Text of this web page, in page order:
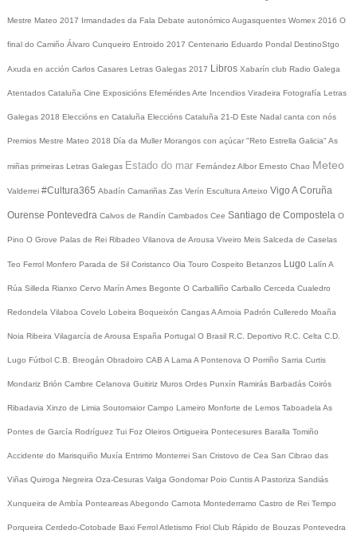
Mestre Mateo 2017 Irmandades da Fala Debate autonómico Augasquentes Womex 2016 O
final do Camiño Álvaro Cunqueiro Entroido 2017 Centenario Eduardo Pondal DestinoStgo
Axuda en acción Carlos Casares Letras Galegas 2017 Libros Xabarín club Radio Galega
Atentados Cataluña Cine Exposicións EfeméridesArte Incendios Viradeira Fotografía Letras
Galegas 2018 Eleccións en Cataluña Eleccións Cataluña 21-D Este Nadal canta con nós
Premios Mestre Mateo 2018 Día da Muller Morangos con açúcar "Reto Estrella Galicia" As
miñas primeiras Letras Galegas Estado do mar Fernández Albor Ernesto Chao Meteo
Valderrei #Cultura365 Abadín Camariñas Zas Verín Escultura Arteixo Vigo A Coruña
Ourense Pontevedra Calvos de Randín Cambados Cee Santiago de Compostela O
Pino O Grove Palas de Rei Ribadeo Vilanova de Arousa Viveiro Meis Salceda de Caselas
Teo Ferrol Monfero Parada de Sil Coristanco Oia Touro Cospeito Betanzos Lugo Lalín A
Rúa Silleda Rianxo Cervo Marín Ames Begonte O Carballiño Carballo Cerceda Cualedro
Redondela Vilaboa Covelo Lobeira Boqueixón CangasA Arnoia Padrón Culleredo Moaña
Noia Ribeira Vilagarcía de Arousa España Portugal O Brasil R.C. Deportivo R.C. Celta C.D.
Lugo Fútbol C.B. Breogán Obradoiro CAB A Lama A Pontenova O Porriño Sarria Curtis
Mondariz Brión Cambre Celanova Guitiriz Muros Ordes Punxín Ramirás Barbadás Coirós
Ribadavia Xinzo de Limia Soutomaior Campo Lameiro Monforte de Lemos Taboadela As
Pontes de García Rodríguez Tui Foz Oleiros Ortigueira Pontecesures Baralla Tomiño
Accidente do Marisquiño Muxía Entrimo Monterrei San Cristovo de Cea San Cibrao das
Viñas Quiroga Negreira Oza-Cesuras Valga Gondomar Poio CuntisA Pastoriza Sandiás
Xunqueira de Ambía PonteareasAbegondo Carnota Montederramo Castro de Rei Tempo
Porqueira Cerdedo-Cotobade Baxi FerrolAtletismo Friol Club Rápido de Bouzas Pontevedra